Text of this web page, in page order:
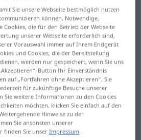
yuan ... yucca
Sie unsere Webseite bestmöglich nutzen
können. Notwendige,
Cookies, die für den Betrieb der Webseite
unserer Webseite erforderlich sind,
Vorauswahl immer auf Ihrem Endgerät
und Cookies, die der Bereitstellung
werden nur gespeichert, wenn Sie uns
Button Ihr Einverständnis
auf „Fortfahren ohne Akzeptieren“. Sie
für zukünftige Besuche unserer
Sie weitere Informationen zu den Cookies
möchten, klicken Sie einfach auf den
Hinweise zu der
Sie ansonsten unserer
finden Sie unserImpressum.